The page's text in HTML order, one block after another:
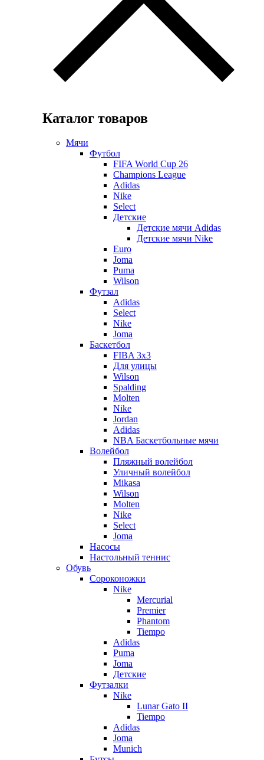
Каталог товаров
Мячи
Футбол
FIFA World Cup 26
Champions League
Adidas
Nike
Select
Детские
Детские мячи Adidas
Детские мячи Nike
Euro
Joma
Puma
Wilson
Футзал
Adidas
Select
Nike
Joma
Баскетбол
FIBA 3x3
Для улицы
Wilson
Spalding
Molten
Nike
Jordan
Adidas
NBA Баскетбольные мячи
Волейбол
Пляжный волейбол
Уличный волейбол
Mikasa
Wilson
Molten
Nike
Select
Joma
Насосы
Настольный теннис
Обувь
Сороконожки
Nike
Mercurial
Premier
Phantom
Tiempo
Adidas
Puma
Joma
Детские
Футзалки
Nike
Lunar Gato II
Tiempo
Adidas
Joma
Munich